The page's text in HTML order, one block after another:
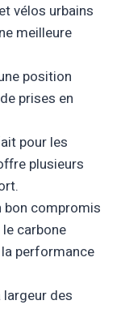
vélos urbains
meilleure
position
prises en
pour les
plusieurs
bon compromis
carbone
performance
des